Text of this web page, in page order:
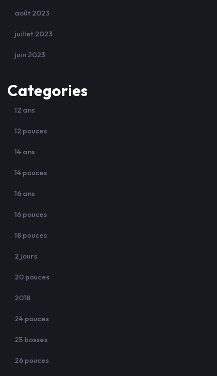
août 2023
juillet 2023
juin 2023
Categories
12 ans
12 pouces
14 ans
14 pouces
16 ans
16 pouces
18 pouces
2 jours
20 pouces
2018
24 pouces
25 bosses
26 pouces